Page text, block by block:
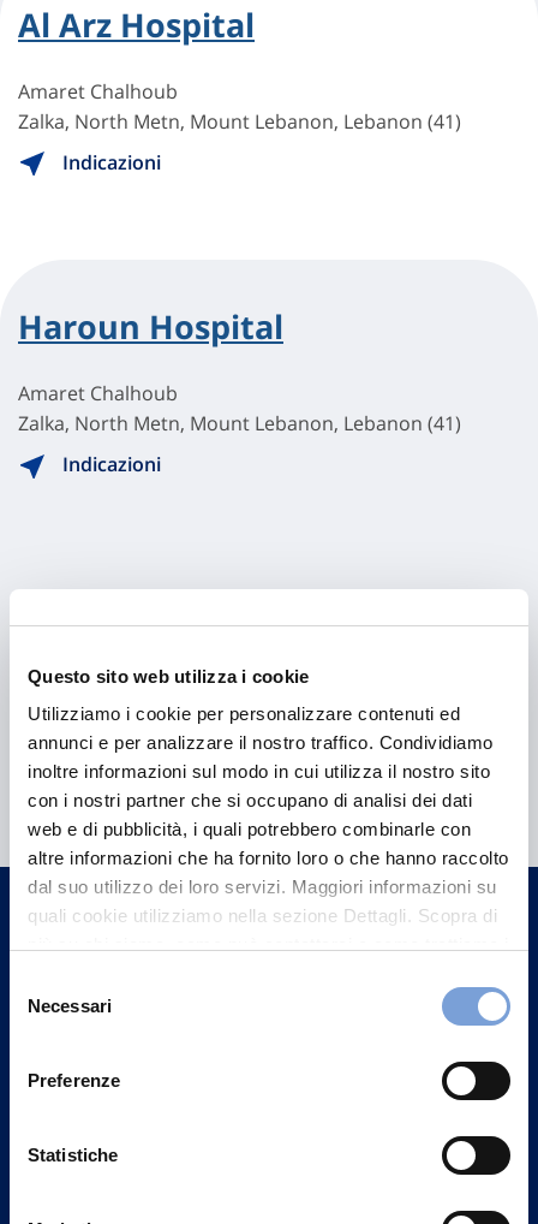
Questo sito web utilizza i cookie
Utilizziamo i cookie per personalizzare contenuti ed
annunci e per analizzare il nostro traffico. Condividiamo
inoltre informazioni sul modo in cui utilizza il nostro sito
con i nostri partner che si occupano di analisi dei dati
web e di pubblicità, i quali potrebbero combinarle con
altre informazioni che ha fornito loro o che hanno raccolto
dal suo utilizzo dei loro servizi. Maggiori informazioni su
quali cookie utilizziamo nella sezione Dettagli. Scopra di
può trovare nel footer del sito nella sezione "Informativa
delNecessari
Preferenze
Statistiche
Al Arz Hospital
Amaret Chalhoub
Zalka, North Metn, Mount Lebanon, Lebanon (41)
Indicazioni
Haroun Hospital
Amaret Chalhoub
Zalka, North Metn, Mount Lebanon, Lebanon (41)
Indicazioni
Hai bisogno di
informazioni?
Trova l'Agenzia più vicina a te e parla con
un nostro Agente.
Contattaci